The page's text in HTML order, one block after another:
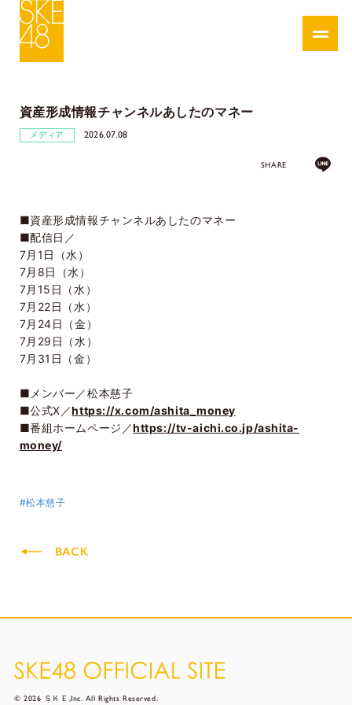
資産形成情報チャンネルあしたのマネー
メディア 2026.07.08
SHARE
■資産形成情報チャンネルあしたのマネー
■配信日／
7月1日（水）
7月8日（水）
7月15日（水）
7月22日（水）
7月24日（金）
7月29日（水）
7月31日（金）
■メンバー／松本慈子
■公式X ／https://x.com/ashita_money
■番組ホームページ／https://tv-aichi.co.jp/ashita-
money/
#松本慈子
BACK
© 2026 ＳＫＥ,Inc. All Rights Reserved.